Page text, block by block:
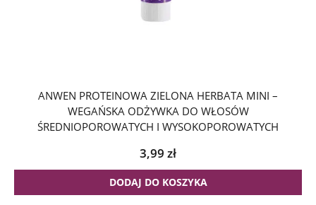
ANWEN PROTEINOWA ZIELONA HERBATA MINI –
WEGAŃSKA ODŻYWKA DO WŁOSÓW
ŚREDNIOPOROWATYCH I WYSOKOPOROWATYCH
3,99 zł
DODAJ DO KOSZYKA